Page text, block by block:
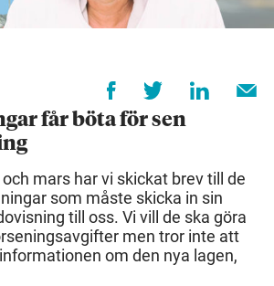
får böta för sen
mars har vi skickat brev till de
som måste skicka in sin
till oss. Vi vill de ska göra
men tror inte att
om den nya lagen,